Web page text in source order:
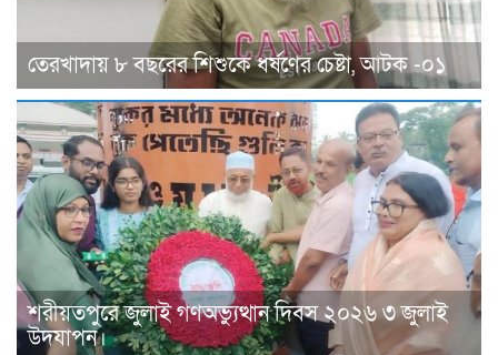
তেরখাদায় ৮ বছরের শিশুকে ধর্ষণের চেষ্টা, আটক -০১
শরীয়তপুরে জুলাই গণঅভ্যুত্থান দিবস ২০২৬ ৩ জুলাই
উদযাপন।